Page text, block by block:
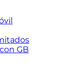
GB